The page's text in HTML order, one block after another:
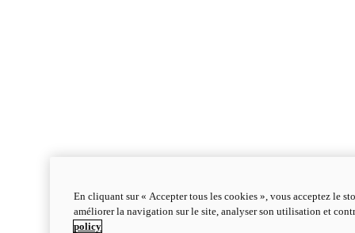
En cliquant sur « Accepter tous les cookies », vous acceptez le
améliorer la navigation sur le site, analyser son utilisation et
policy